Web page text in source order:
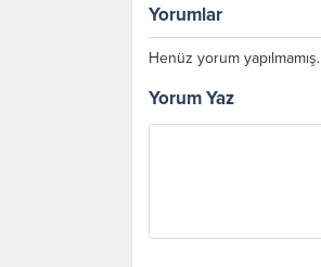
Yorumlar
Henüz yorum yapılmamış.
Yorum Yaz